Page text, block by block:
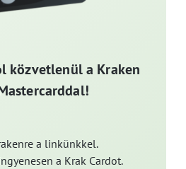
közvetlenül a Kraken
a linkünkkel.
a Krak Cardot.